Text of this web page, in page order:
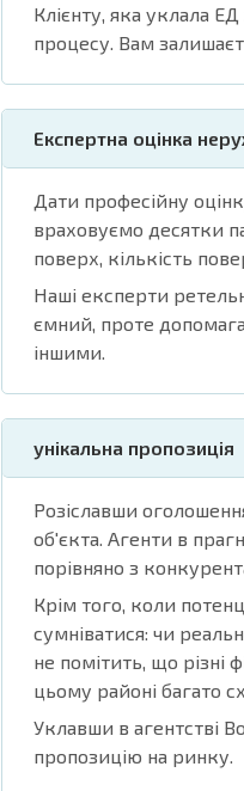
Клієнту, яка уклала
процесу. Вам
Експертна оцінка
Дати професійну
враховуємо десятки
поверх, кількість
Наші експерти
ємний, проте
іншими.
унікальна пропозиція
Розіславши
об'єкта. Агенти в
порівняно з
Крім того, коли
сумніватися: чи
не помітить, що різні
цьому районі багато
Уклавши в агентстві
пропозицію на ринку.